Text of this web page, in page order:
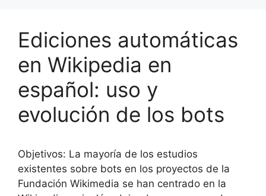
Ediciones automáticas
en Wikipedia en
español: uso y
evolución de los bots
Objetivos: La mayoría de los estudios
existentes sobre bots en los proyectos de la
Fundación Wikimedia se han centrado en la